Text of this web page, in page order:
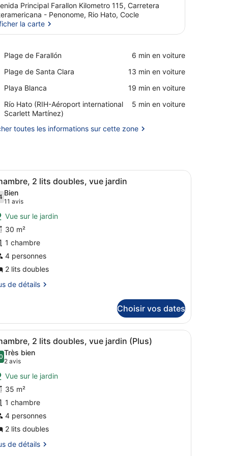
Principal Farallon Kilometro 115, Carretera
- Penonome, Rio Hato, Cocle
la carte
Plage de Farallón
Place,
de
‪6 min en voiture‬
Plage de Santa Clara
Place,
de
Clara
‪13 min en voiture‬
Playa Blanca
Place,
Blanca
‪19 min en voiture‬
Río Hato (RIH-Aéroport international
Scarlett Martínez)
Airport,
Río
(RIH-
‪5 min en voiture‬
toutes les informations sur cette zone
lit, un bureau et un balcon avec vue.
:
Une chambre d’hôtel avec deux lits, un
6 2 lits doubles, vue jardin
sur 10
Bien
11 avis
(11 avis)
Vue sur le jardin
30 m²
1 chambre
4 personnes
2 lits doubles
de détails
Choisir vos dates
trouve une assiette de nourriture.
lit, un bureau, une chaise et un balcon offrant une vue sur des
:
Une chambre d’hôtel avec un bureau
7 2 lits doubles, vue jardin (Plus)
sur 10
Très bien
2 avis
(2 avis)
Vue sur le jardin
35 m²
1 chambre
4 personnes
2 lits doubles
de détails